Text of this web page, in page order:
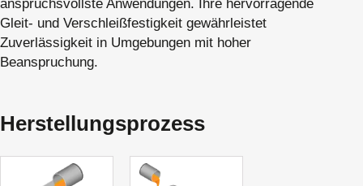
anspruchsvollste Anwendungen. Ihre hervorragende
Gleit- und Verschleißfestigkeit gewährleistet
Zuverlässigkeit in Umgebungen mit hoher
Beanspruchung.
Herstellungsprozess